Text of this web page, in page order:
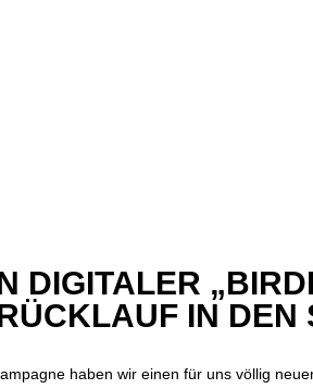
DIGITALER
IN DEN
haben wir einen für uns völlig